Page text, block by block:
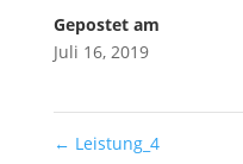
Gepostet am
Juli 16, 2019
← Leistung_4